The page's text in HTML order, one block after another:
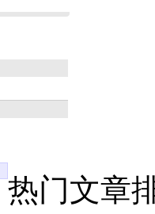
热门文章